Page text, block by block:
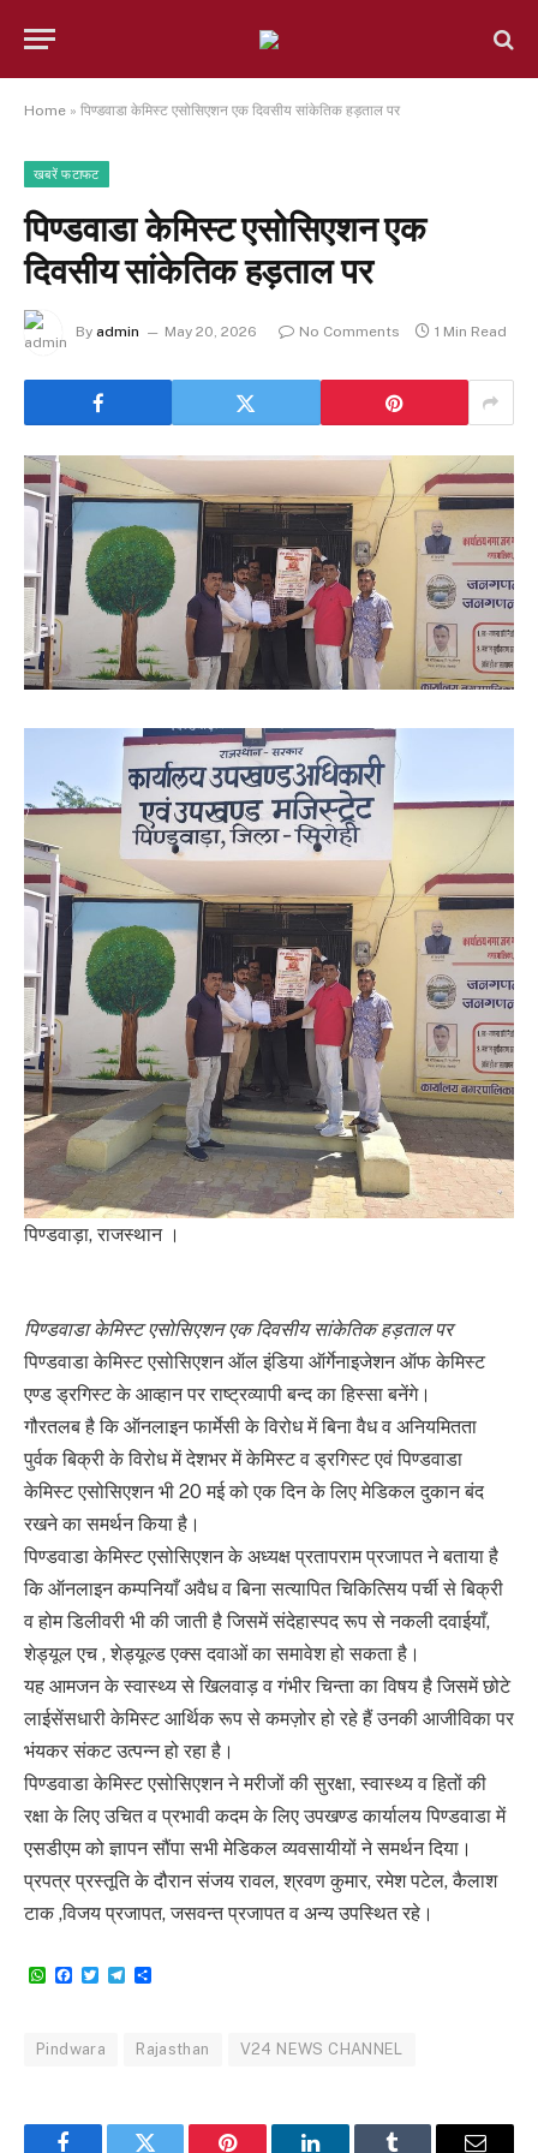
Home » पिण्डवाडा केमिस्ट एसोसिएशन एक दिवसीय सांकेतिक हड़ताल पर
खबरें फटाफट
पिण्डवाडा केमिस्ट एसोसिएशन एक
दिवसीय सांकेतिक हड़ताल पर
By admin May 20, 2026 No Comments 1 Min Read
पिण्डवाड़ा, राजस्थान ।
पिण्डवाडा केमिस्ट एसोसिएशन एक दिवसीय सांकेतिक हड़ताल पर
पिण्डवाडा केमिस्ट एसोसिएशन ऑल इंडिया ऑर्गेनाइजेशन ऑफ केमिस्ट
एण्ड ड्रगिस्ट के आव्हान पर राष्ट्रव्यापी बन्द का हिस्सा बनेंगे।
गौरतलब है कि ऑनलाइन फार्मेसी के विरोध में बिना वैध व अनियमितता
पुर्वक बिक्री के विरोध में देशभर में केमिस्ट व ड्रगिस्ट एवं पिण्डवाडा
केमिस्ट एसोसिएशन भी 20 मई को एक दिन के लिए मेडिकल दुकान बंद
रखने का समर्थन किया है।
पिण्डवाडा केमिस्ट एसोसिएशन के अध्यक्ष प्रतापराम प्रजापत ने बताया है
कि ऑनलाइन कम्पनियाँ अवैध व बिना सत्यापित चिकित्सिय पर्ची से बिक्री
व होम डिलीवरी भी की जाती है जिसमें संदेहास्पद रूप से नकली दवाईयाँ,
शेड्यूल एच , शेड्यूल्ड एक्स दवाओं का समावेश हो सकता है।
यह आमजन के स्वास्थ्य से खिलवाड़ व गंभीर चिन्ता का विषय है जिसमें छोटे
लाईसेंसधारी केमिस्ट आर्थिक रूप से कमज़ोर हो रहे हैं उनकी आजीविका पर
भंयकर संकट उत्पन्न हो रहा है।
पिण्डवाडा केमिस्ट एसोसिएशन ने मरीजों की सुरक्षा, स्वास्थ्य व हितों की
रक्षा के लिए उचित व प्रभावी कदम के लिए उपखण्ड कार्यालय पिण्डवाडा में
एसडीएम को ज्ञापन सौंपा सभी मेडिकल व्यवसायीयों ने समर्थन दिया।
प्रपत्र प्रस्तूति के दौरान संजय रावल, श्रवण कुमार, रमेश पटेल, कैलाश
टाक ,विजय प्रजापत, जसवन्त प्रजापत व अन्य उपस्थित रहे।
WhatsApp
Facebook
TwitterTelegram
Pindwara Rajasthan V24 NEWS CHANNEL